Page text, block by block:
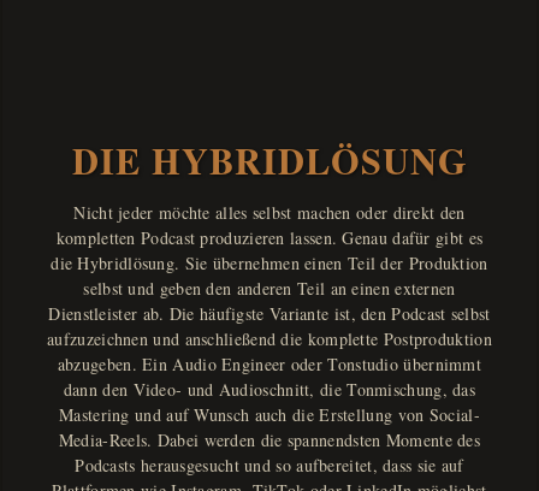
DIE HYBRIDLÖSUNG
Nicht jeder möchte alles selbst machen oder direkt den
kompletten Podcast produzieren lassen. Genau dafür gibt es
die Hybridlösung. Sie übernehmen einen Teil der Produktion
selbst und geben den anderen Teil an einen externen
Dienstleister ab. Die häufigste Variante ist, den Podcast selbst
aufzuzeichnen und anschließend die komplette Postproduktion
abzugeben. Ein Audio Engineer oder Tonstudio übernimmt
dann den Video- und Audioschnitt, die Tonmischung, das
Mastering und auf Wunsch auch die Erstellung von Social-
Media-Reels. Dabei werden die spannendsten Momente des
Podcasts herausgesucht und so aufbereitet, dass sie auf